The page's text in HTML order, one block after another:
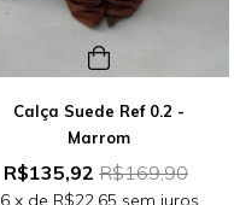
Calça Suede Ref 0.2 -
Marrom
R$135,92 R$169,90
6 x de R$22,65 sem juros